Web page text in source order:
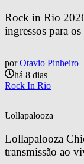
Rock in Rio
ingressos para
por Otavio Pinheiro
há 8 dias
Rock In Rio
Lollapalooza
Lollapalooza
transmissão ao